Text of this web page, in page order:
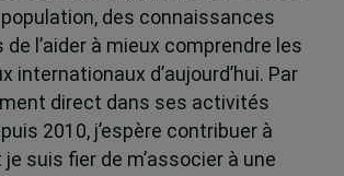
des connaissances
l’aider à mieux comprendre les
internationaux d’aujourd’hui. Par
direct dans ses activités
2010, j’espère contribuer à
suis fier de m’associer à une